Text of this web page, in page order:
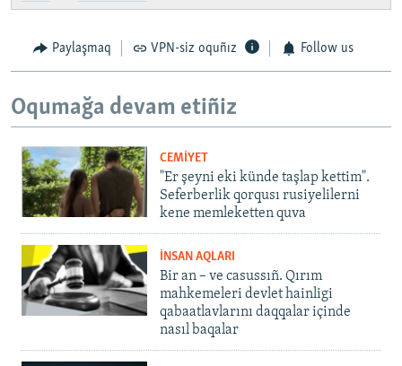
Paylaşmaq VPN-siz oquñız Follow us
Oqumağa devam etiñiz
CEMİYET
"Er şeyni eki künde taşlap kettim".
Seferberlik qorqusı rusiyelilerni
kene memleketten quva
İNSAN AQLARI
Bir an – ve casussıñ. Qırım
mahkemeleri devlet hainligi
qabaatlavlarını daqqalar içinde
nasıl baqalar